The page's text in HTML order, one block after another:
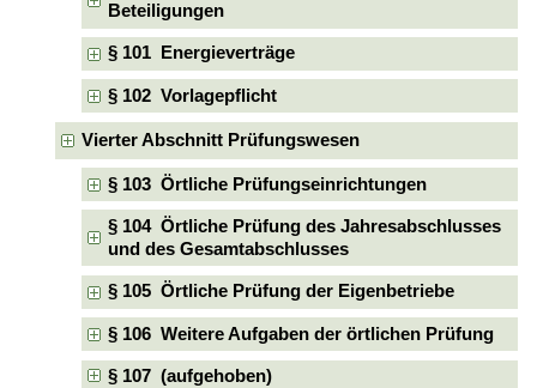
Beteiligungen
§ 101 Energieverträge
§ 102 Vorlagepflicht
Vierter Abschnitt Prüfungswesen
§ 103 Örtliche Prüfungseinrichtungen
§ 104 Örtliche Prüfung des Jahresabschlusses
und des Gesamtabschlusses
§ 105 Örtliche Prüfung der Eigenbetriebe
§ 106 Weitere Aufgaben der örtlichen Prüfung
§ 107 (aufgehoben)